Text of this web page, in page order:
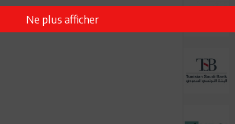
Ne plus afficher